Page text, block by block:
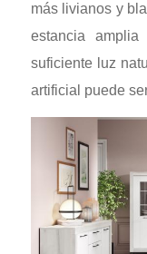
más livianos y
estancia
suficiente luz
artificial puede